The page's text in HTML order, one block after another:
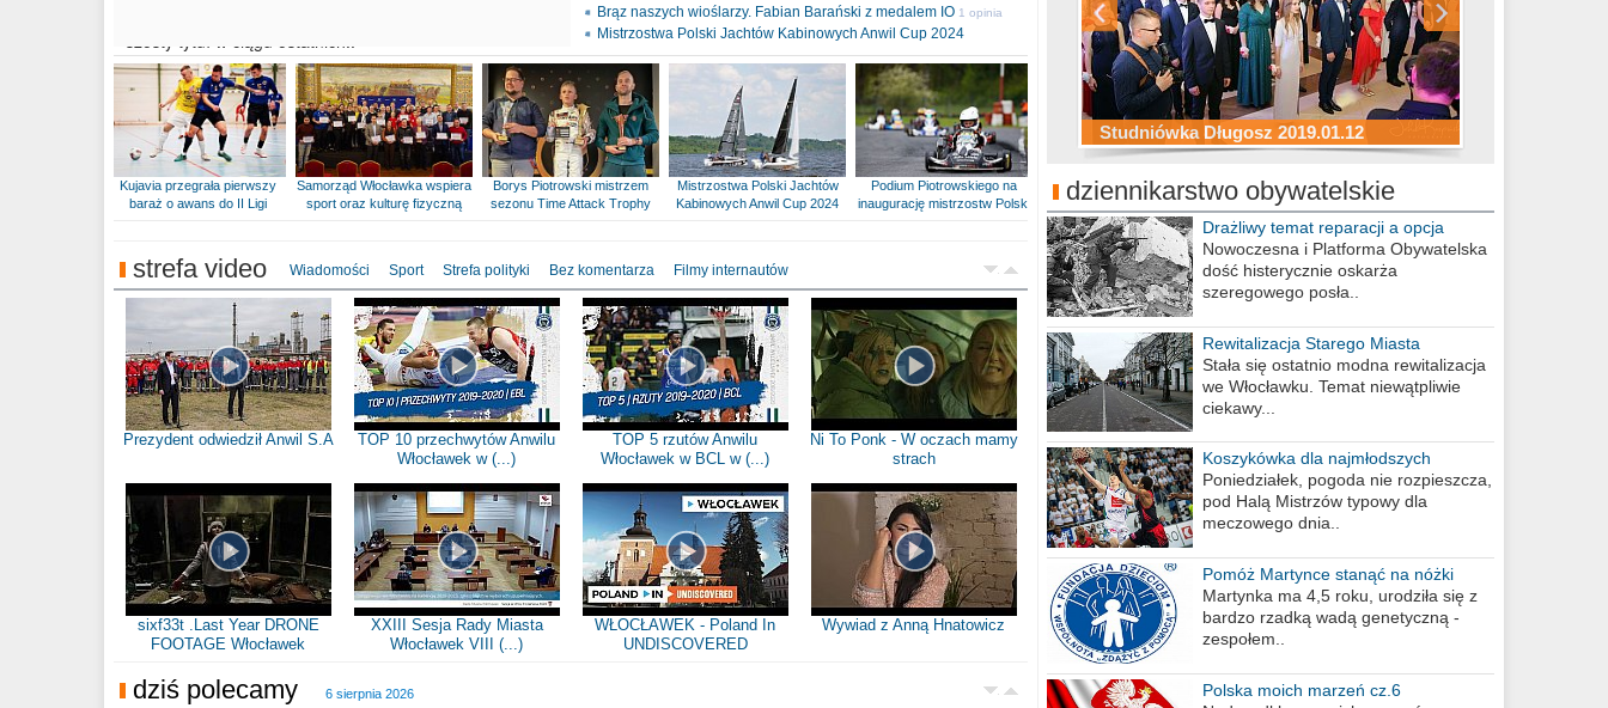
Brąz naszych wioślarzy. Fabian Barański z medalem IO 1 opinia
Mistrzostwa Polski Jachtów Kabinowych Anwil Cup 2024
Kujavia przegrała pierwszy
baraż o awans do II Ligi
Samorząd Włocławka wspiera
sport oraz kulturę fizyczną
Borys Piotrowski mistrzem
sezonu Time Attack Trophy
Mistrzostwa Polski Jachtów
Kabinowych Anwil Cup 2024
Podium Piotrowskiego na
inaugurację mistrzostw Polski
strefa video Wiadomości Sport Strefa polityki Bez komentarza Filmy internautów
Prezydent odwiedził Anwil S.A
TOP 10 przechwytów Anwilu
Włocławek w (...)
TOP 5 rzutów Anwilu
Włocławek w BCL w (...)
Ni To Ponk - W oczach mamy
strach
sixf33t .Last Year DRONE
FOOTAGE Włocławek
XXIII Sesja Rady Miasta
Włocławek VIII (...)
WŁOCŁAWEK - Poland In
UNDISCOVERED
Wywiad z Anną Hnatowicz
dziś polecamy 6 sierpnia 2026
Studniówka Długosz 2019.01.12
ZS Budowlanych 2019.01.12
Studniówka LZK 2019.01.11
dziennikarstwo obywatelskie
Drażliwy temat reparacji a opcja
berlińska
Nowoczesna i Platforma Obywatelska
dość histerycznie oskarża
szeregowego posła..
Rewitalizacja Starego Miasta
Stała się ostatnio modna rewitalizacja
we Włocławku. Temat niewątpliwie
ciekawy...
Koszykówka dla najmłodszych
Poniedziałek, pogoda nie rozpieszcza,
pod Halą Mistrzów typowy dla
meczowego dnia..
Pomóż Martynce stanąć na nóżki
Martynka ma 4,5 roku, urodziła się z
bardzo rzadką wadą genetyczną -
zespołem..
Polska moich marzeń cz.6